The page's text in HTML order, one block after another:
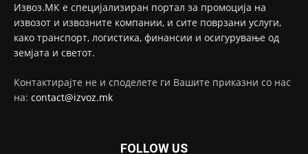
Извоз.МК е специјализиран портал за промоција на
извозот и извозните компании, и сите поврзани услуги,
како транспорт, логистика, финансии и осигурување од
земјата и светот.
Контактирајте не и споделете ги Вашите приказни со нас
на: contact@izvoz.mk
FOLLOW US